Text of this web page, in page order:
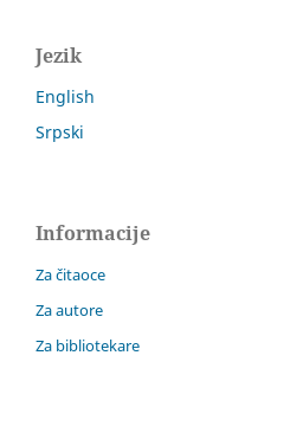
Jezik
English
Srpski
Informacije
Za čitaoce
Za autore
Za bibliotekare